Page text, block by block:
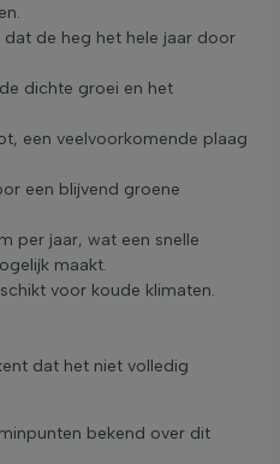
de heg het hele jaar door
dichte groei en het
een veelvoorkomende plaag
een blijvend groene
per jaar, wat een snelle
maakt.
voor koude klimaten.
dat het niet volledig
bekend over dit